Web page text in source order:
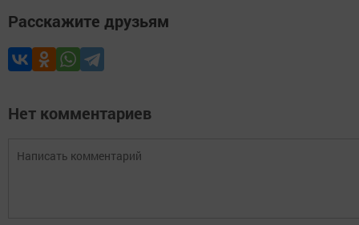
Расскажите друзьям
Нет комментариев